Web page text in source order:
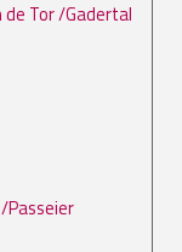
de Tor /Gadertal
Passeier